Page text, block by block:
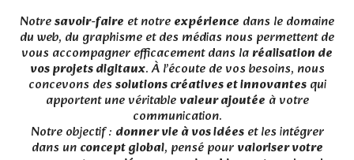
Notresavoir-faire et notreexpérience dans le domaine
du web, du graphisme et des médias nous permettent de
vous accompagner efficacement dans laréalisation de
vos projets digitaux. À l’écoute de vos besoins, nous
concevons dessolutions créatives et innovantesqui
apportent une véritablevaleur ajoutée à votre
communication.
Notre objectif : donner vie à vos idéeset les intégrer
dans unconcept global, pensé pourvaloriser votre